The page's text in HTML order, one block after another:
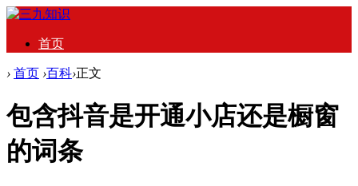
首页
› 首页 ›百科›正文
包含抖音是开通小店还是橱窗
的词条